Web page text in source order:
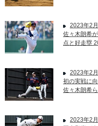
2023年2
佐々木朗希
点と好走塁
2023年2
初の実戦に
佐々木朗希
2023年2